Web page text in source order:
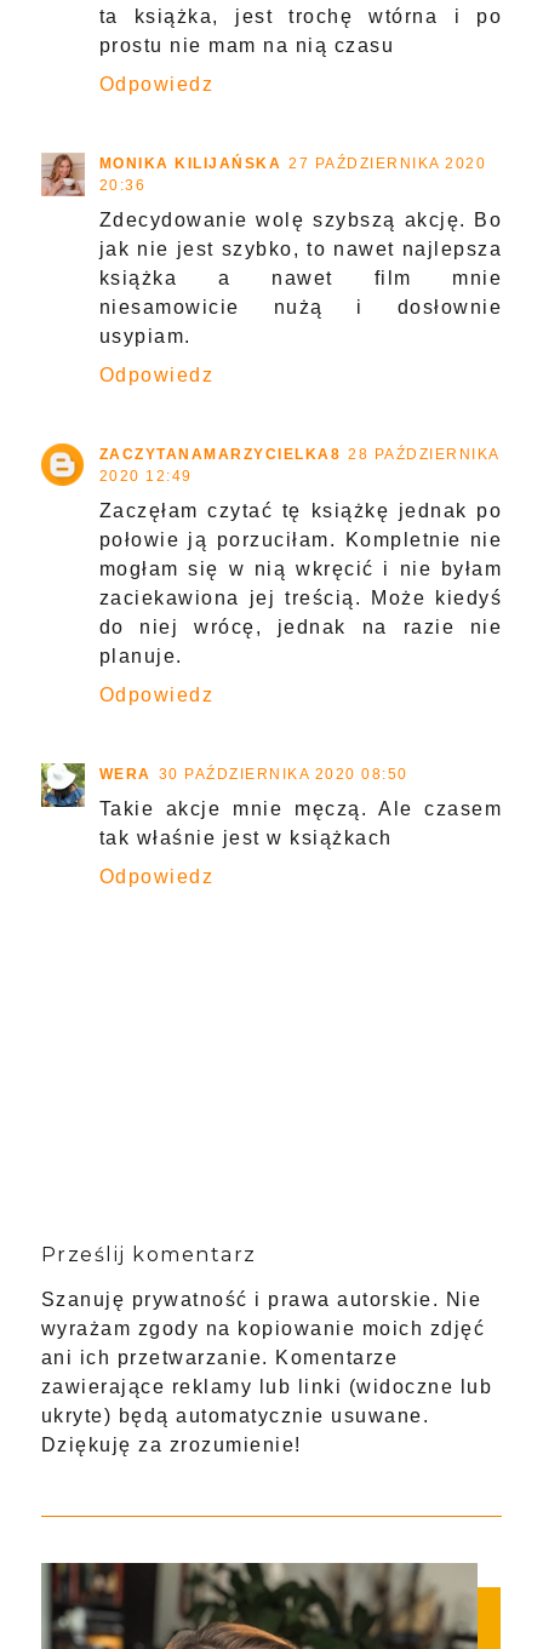
ta książka, jest trochę wtórna i po
prostu nie mam na nią czasu
Odpowiedz
MONIKA KILIJAŃSKA 27 PAŹDZIERNIKA 2020
20:36
Zdecydowanie wolę szybszą akcję. Bo
jak nie jest szybko, to nawet najlepsza
książka a nawet film mnie
niesamowicie nużą i dosłownie
usypiam.
Odpowiedz
ZACZYTANAMARZYCIELKA8 28 PAŹDZIERNIKA
2020 12:49
Zaczęłam czytać tę książkę jednak po
połowie ją porzuciłam. Kompletnie nie
mogłam się w nią wkręcić i nie byłam
zaciekawiona jej treścią. Może kiedyś
do niej wrócę, jednak na razie nie
planuje.
Odpowiedz
WERA 30 PAŹDZIERNIKA 2020 08:50
Takie akcje mnie męczą. Ale czasem
tak właśnie jest w książkach
Odpowiedz
Prześlij komentarz
Szanuję prywatność i prawa autorskie. Nie
wyrażam zgody na kopiowanie moich zdjęć
ani ich przetwarzanie. Komentarze
zawierające reklamy lub linki (widoczne lub
ukryte) będą automatycznie usuwane.
Dziękuję za zrozumienie!